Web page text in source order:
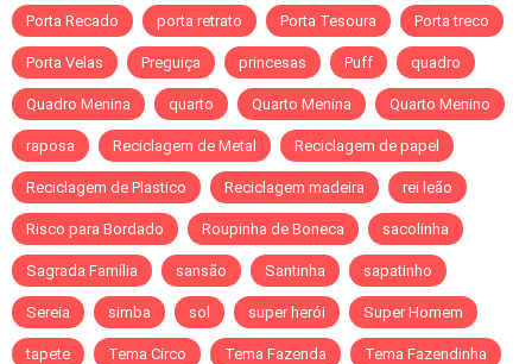
Porta Recado porta retrato Porta Tesoura Porta treco
Porta Velas Preguiça princesas Puff quadro
Quadro Menina quarto Quarto Menina Quarto Menino
raposa Reciclagem de Metal Reciclagem de papel
Reciclagem de Plastico Reciclagem madeira rei leão
Risco para Bordado Roupinha de Boneca sacolinha
Sagrada Família sansão Santinha sapatinho
Sereia simba sol super herói Super Homem
tapete Tema Circo Tema Fazenda Tema Fazendinha